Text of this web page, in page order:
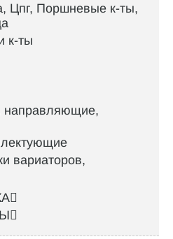
Цпг, Поршневые к-ты,
к-ты
направляющие,
вариаторов,